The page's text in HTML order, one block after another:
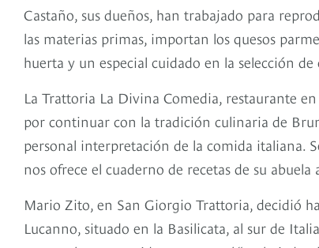
Castaño, sus dueños, han trabajado para
las materias primas, importan los quesos
huerta y un especial cuidado en la selección
La Trattoria La Divina Comedia, restaurante
por continuar con la tradición culinaria de
personal interpretación de la comida italiana.
nos ofrece el cuaderno de recetas de su
Mario Zito, en San Giorgio Trattoria, decidió
Lucanno, situado en la Basilicata, al sur de